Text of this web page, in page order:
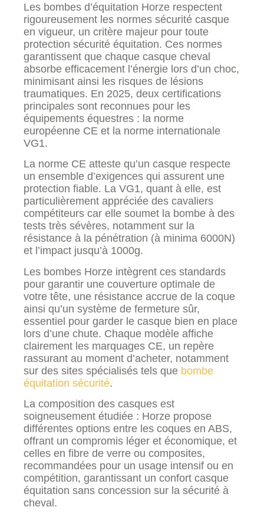
Les bombes d’équitation Horze respectent
rigoureusement les normes sécurité casque
en vigueur, un critère majeur pour toute
protection sécurité équitation. Ces normes
garantissent que chaque casque cheval
absorbe efficacement l’énergie lors d’un choc,
minimisant ainsi les risques de lésions
traumatiques. En 2025, deux certifications
principales sont reconnues pour les
équipements équestres : la norme
européenne CE et la norme internationale
VG1.
La norme CE atteste qu’un casque respecte
un ensemble d’exigences qui assurent une
protection fiable. La VG1, quant à elle, est
particulièrement appréciée des cavaliers
compétiteurs car elle soumet la bombe à des
tests très sévères, notamment sur la
résistance à la pénétration (à minima 6000N)
et l’impact jusqu’à 1000g.
Les bombes Horze intègrent ces standards
pour garantir une couverture optimale de
votre tête, une résistance accrue de la coque
ainsi qu’un système de fermeture sûr,
essentiel pour garder le casque bien en place
lors d’une chute. Chaque modèle affiche
clairement les marquages CE, un repère
rassurant au moment d’acheter, notamment
sur des sites spécialisés tels que bombe
équitation sécurité.
La composition des casques est
soigneusement étudiée : Horze propose
différentes options entre les coques en ABS,
offrant un compromis léger et économique, et
celles en fibre de verre ou composites,
recommandées pour un usage intensif ou en
compétition, garantissant un confort casque
équitation sans concession sur la sécurité à
cheval.